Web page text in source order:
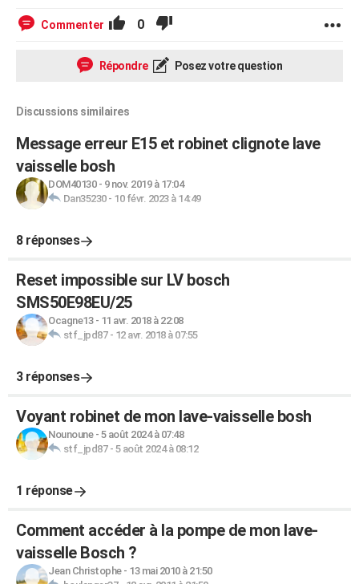
Commenter 0
Répondre Posez votre question
Discussions similaires
Message erreur E15 et robinet clignote lave
vaisselle bosh
DOM40130- 9 nov. 2019 à 17:04
Dan35230- 10 févr. 2023 à 14:49
8 réponses
Reset impossible sur LV bosch
SMS50E98EU/25
Ocagne13- 11 avr. 2018 à 22:08
stf_jpd87- 12 avr. 2018 à 07:55
3 réponses
Voyant robinet de mon lave-vaisselle bosh
Nounoune- 5 août 2024 à 07:48
stf_jpd87- 5 août 2024 à 08:12
1 réponse
Comment accéder à la pompe de mon lave-
vaisselle Bosch ?
Jean Christophe- 13 mai 2010 à 21:50